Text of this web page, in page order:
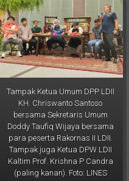
Tampak Ketua Umum DPP LDII
KH. Chriswanto Santoso
bersama Sekretaris Umum
Doddy Taufiq Wijaya bersama
para peserta Rakornas II LDII.
Tampak juga Ketua DPW LDII
Kaltim Prof. Krishna P Candra
(paling kanan). Foto: LINES